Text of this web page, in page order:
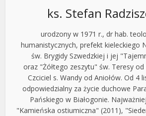
ks. Stefan
urodzony w 1971 r., dr hab.
humanistycznych, prefekt kieleckiego
św. Brygidy Szwedzkiej i jej
oraz "Żółtego zeszytu" św. Teresy od
Czciciel s. Wandy od Aniołów. Od 4
odpowiedzialny za życie duchowe
Pańskiego w Białogonie.
"Kamieńska ostiumiczna" (2011),